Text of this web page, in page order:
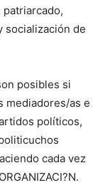
socialización de
posibles si
mediadores/as e
políticos,
cada vez